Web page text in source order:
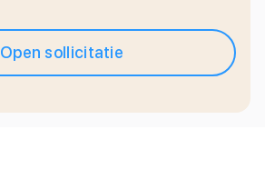
Open sollicitatie